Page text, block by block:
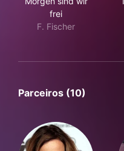
frei
F. Fischer
Parceiros (10)